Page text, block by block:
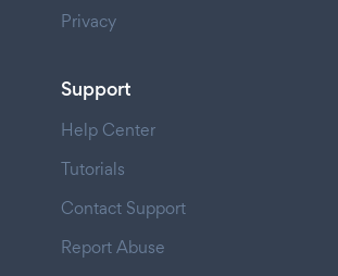
Privacy
Support
Help Center
Tutorials
Contact Support
Report Abuse